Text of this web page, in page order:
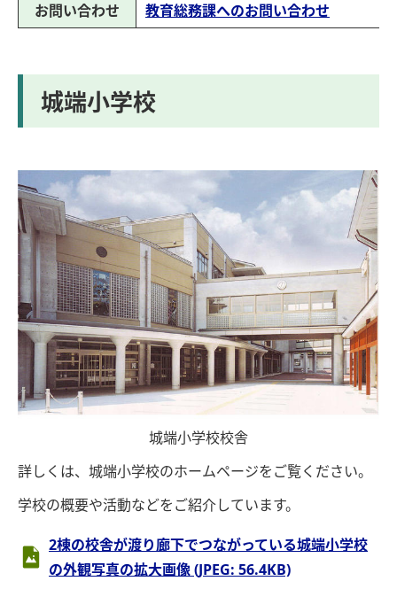
お問い合わせ
教育総務課へのお問い合わせ
城端小学校
城端小学校校舎
詳しくは、城端小学校のホームページをご覧ください。
学校の概要や活動などをご紹介しています。
2棟の校舎が渡り廊下でつながっている城端小学校
の外観写真の拡大画像 (JPEG: 56.4KB)